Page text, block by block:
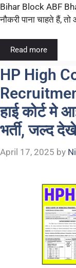
Bihar Block ABF
नौकरी पाना चाहते हैं,
Read more
HP High
हाई कोर्ट मे
भर्ती, जल्द देखे
April 17, 2025 by